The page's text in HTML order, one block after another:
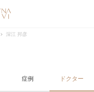
深江 邦彦
症例 ドクター